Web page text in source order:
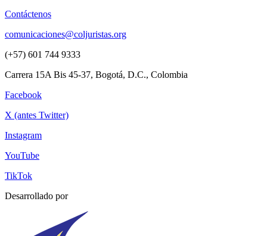
Contáctenos
comunicaciones@coljuristas.org
(+57) 601 744 9333
Carrera 15A Bis 45-37, Bogotá, D.C., Colombia
Facebook
X (antes Twitter)
Instagram
YouTube
TikTok
Desarrollado por